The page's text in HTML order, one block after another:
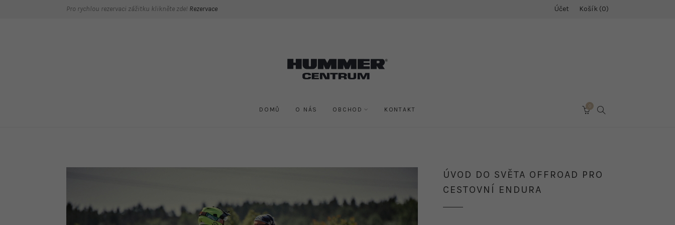
Pro rychlou rezervaci zážitku klikněte zde! Rezervace Účet Košík 0
DOMŮ O NÁS OBCHOD KONTAKT
SEARCH
0
ÚVOD DO SVĚTA OFFROAD PRO
CESTOVNÍ ENDURA